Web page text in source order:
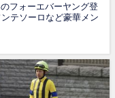
フォーエバーヤング登
テソーロなど豪華メン